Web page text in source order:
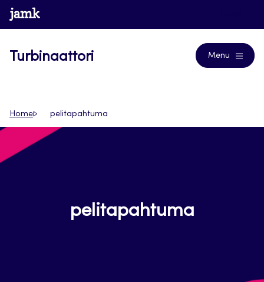
Siirry
suoraan
www.jamk.fi
Turbinaattori Menu
Home pelitapahtuma
pelitapahtuma